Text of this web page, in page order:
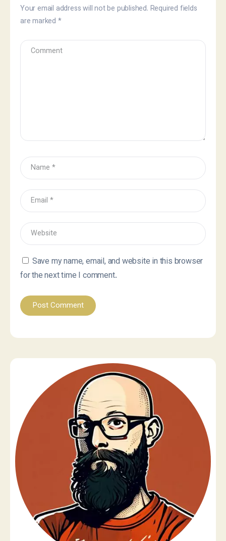
Your email address will not be published. Required fields
are marked *
Save my name, email, and website in this browser
for the next time I comment.